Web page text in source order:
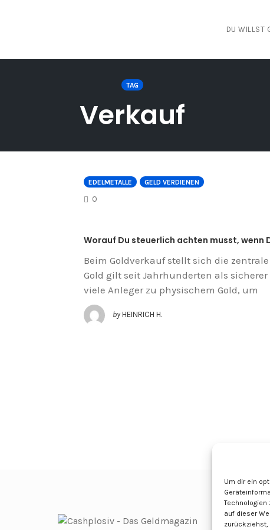
Um dir ein
auf dieser
DU WILLST
TAG
Verkauf
EDELMETALLE GELD VERDIENEN
0
Worauf Du steuerlich achten musst, wenn
Beim Goldverkauf stellt sich die
Gold gilt seit Jahrhunderten als
viele Anleger zu physischem Gold, um
by HEINRICH H.